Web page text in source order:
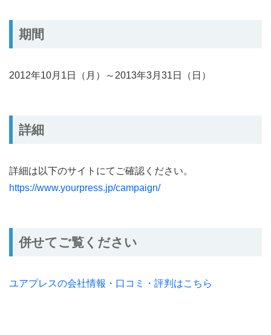
期間
2012年10月1日（月）～2013年3月31日（日）
詳細
詳細は以下のサイトにてご確認ください。
https://www.yourpress.jp/campaign/
併せてご覧ください
ユアプレスの会社情報・口コミ・評判はこちら